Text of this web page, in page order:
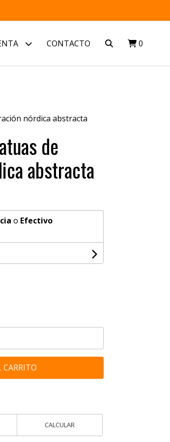
CONTACTO 0
nórdica abstracta
de
abstracta
o Efectivo
CARRITO
CALCULAR